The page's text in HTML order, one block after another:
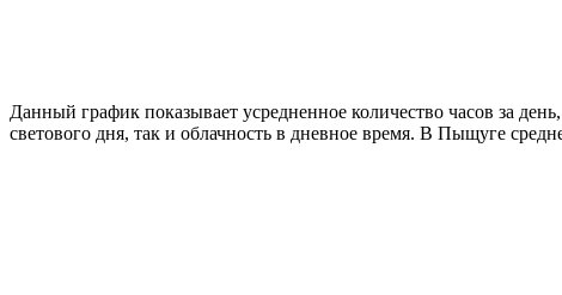
Данный график показывает усредненное количество часов за
светового дня, так и облачность в дневное время. В Пыщуге